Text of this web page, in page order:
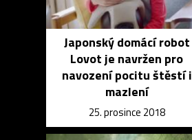
Japonský domácí robot
Lovot je navržen pro
navození pocitu štěstí i
mazlení
25. prosince 2018